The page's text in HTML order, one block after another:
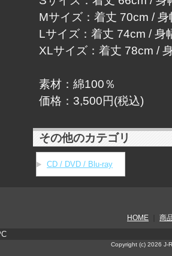
Mサイズ：着丈 70cm /
Lサイズ：着丈 74cm / 身
XLサイズ：着丈 78cm /
素材：綿100％
価格：3,500円(税込)
その他のカテゴリ
CD / DVD / Blu-ray
HOME 商
Copyright (c) 2026 J-